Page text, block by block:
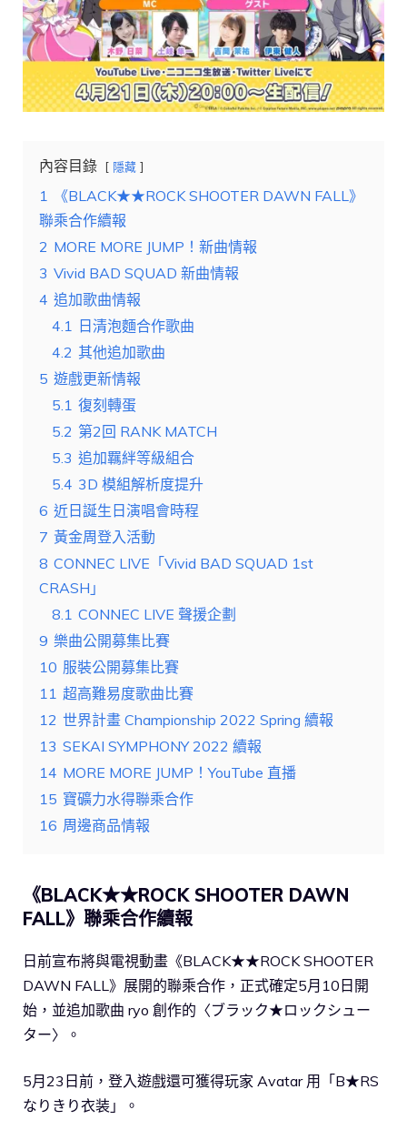
內容目錄 隱藏
1
《BLACK★★ROCK SHOOTER DAWN FALL》
聯乘合作續報
2 MORE MORE JUMP！新曲情報
3 Vivid BAD SQUAD 新曲情報
4 追加歌曲情報
4.1 日清泡麵合作歌曲
4.2 其他追加歌曲
5 遊戲更新情報
5.1 復刻轉蛋
5.2 第2回 RANK MATCH
5.3 追加羈絆等級組合
5.4 3D 模組解析度提升
6 近日誕生日演唱會時程
7 黃金周登入活動
8 CONNEC LIVE「Vivid BAD SQUAD 1st
CRASH」
8.1 CONNEC LIVE 聲援企劃
9 樂曲公開募集比賽
10 服裝公開募集比賽
11 超高難易度歌曲比賽
12 世界計畫 Championship 2022 Spring 續報
13 SEKAI SYMPHONY 2022 續報
14 MORE MORE JUMP！YouTube 直播
15 寶礦力水得聯乘合作
16 周邊商品情報
《BLACK★★ROCK SHOOTER DAWN
FALL》聯乘合作續報
日前宣布將與電視動畫《BLACK★★ROCK SHOOTER
DAWN FALL》展開的聯乘合作，正式確定5月10日開
始，並追加歌曲 ryo 創作的〈ブラック★ロックシュー
ター〉。
5月23日前，登入遊戲還可獲得玩家 Avatar 用「B★RS
なりきり衣装」。